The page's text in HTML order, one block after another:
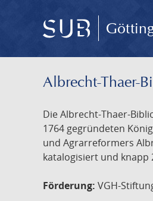
Albrecht-Thaer-
Die Albrecht-Thaer-
1764 gegründeten
und Agrarreformers
katalogisiert und knapp
Förderung: VGH-